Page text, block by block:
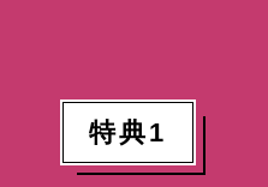
特典1